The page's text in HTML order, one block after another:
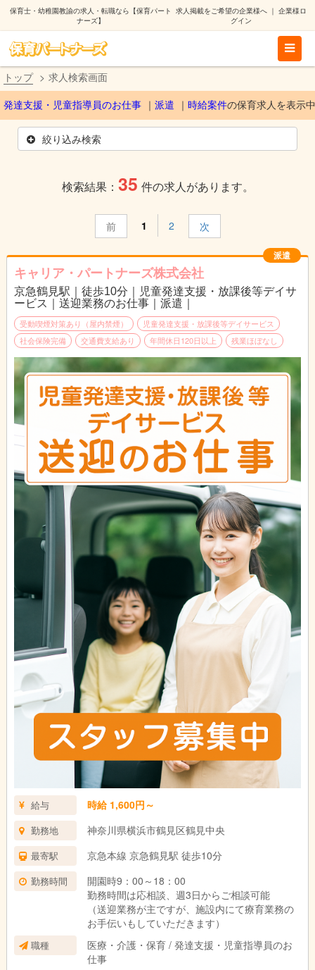
保育士・幼稚園教諭の求人・転職なら【保育パート
ナーズ】
求人掲載をご希望の企業様へ｜ 企業様ロ
グイン
トップ 求人検索画面
発達支援・児童指導員のお仕事 派遣 時給案件の保育求人を表示中
絞り込み検索
検索結果： 35 件の求人があります。
前 1 2 次
派遣
キャリア・パートナーズ株式会社
京急鶴見駅｜徒歩10分｜児童発達支援・放課後等デイサ
ービス｜送迎業務のお仕事｜派遣｜
受動喫煙対策あり（屋内禁煙）
児童発達支援・放課後等デイサービス
社会保険完備
交通費支給あり 年間休日120日以上 残業ほぼなし
給与 時給 1,600円～
勤務地 神奈川県横浜市鶴見区鶴見中央
最寄駅 京急本線 京急鶴見駅 徒歩10分
勤務時間
開園時9：00～18：00
勤務時間は応相談、週3日からご相談可能
（送迎業務が主ですが、施設内にて療育業務の
お手伝いもしていただきます）
職種
医療・介護・保育 / 発達支援・児童指導員のお
仕事